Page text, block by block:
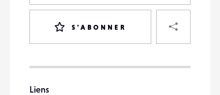
S'ABONNER
Liens